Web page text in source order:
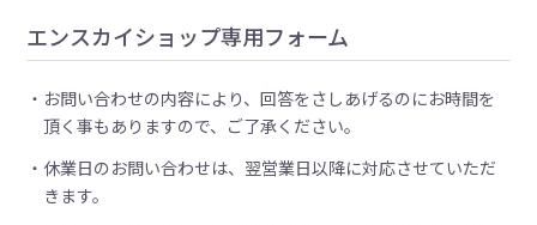
エンスカイショップ専用フォーム
お問い合わせの内容により、回答をさしあげるのにお時間を
頂く事もありますので、ご了承ください。
休業日のお問い合わせは、翌営業日以降に対応させていただ
きます。